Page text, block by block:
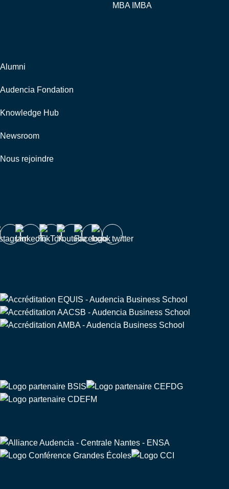
MBA IMBA
Alumni
Audencia Fondation
Knowledge Hub
Newsroom
Nous rejoindre